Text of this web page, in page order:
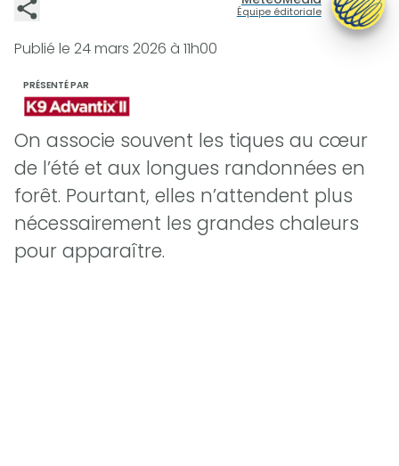
Équipe éditoriale
Publié le 24 mars 2026 à 11h00
PRÉSENTÉ PAR
On associe souvent les tiques au cœur
de l’été et aux longues randonnées en
forêt. Pourtant, elles n’attendent plus
nécessairement les grandes chaleurs
pour apparaître.